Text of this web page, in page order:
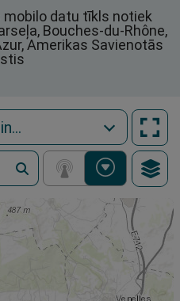
mobilo datu tīkls notiek
Bouches-du-Rhône,
Amerikas Savienotās
Carolina West Wireless